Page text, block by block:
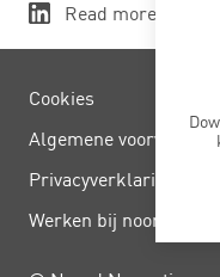
Read more
Cookies
Algemene
Privacy­verklaring
Werken bij noord